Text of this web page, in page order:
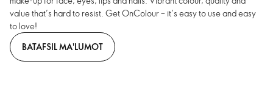
value that’s hard to resist. Get OnColour – it’s easy to use and easy
to love!
BATAFSIL MA'LUMOT